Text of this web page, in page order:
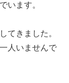
います。
てきました。
人いませんで